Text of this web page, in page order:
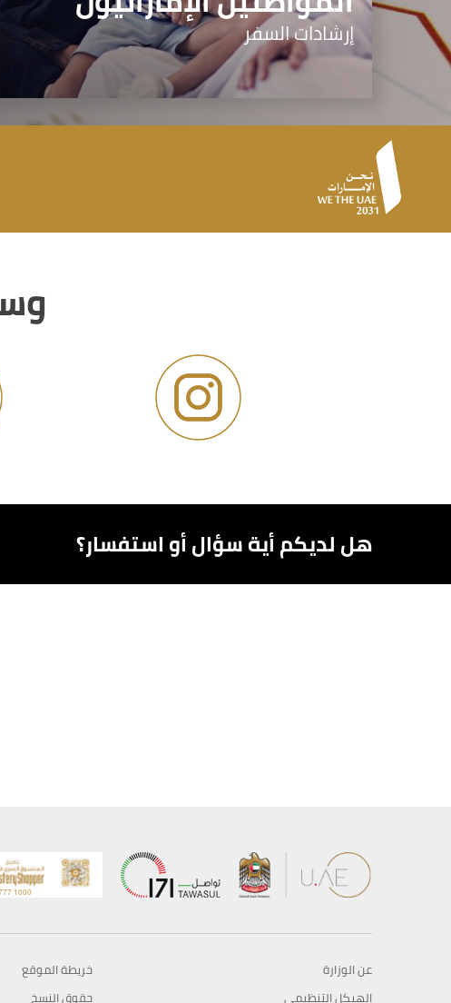
إرشادات السفر
هل لديكم أية سؤال أو استفسار؟
عن الوزارة
الهيكل التنظيمي
خريطة الموقع
حقوق النسخ